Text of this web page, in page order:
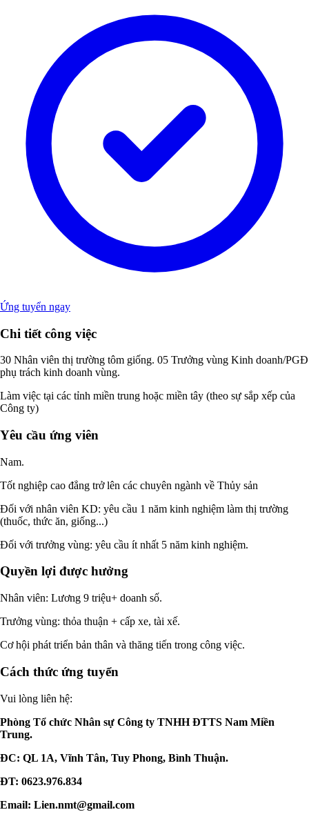
Ứng tuyển ngay
Chi tiết công việc
30 Nhân viên thị trường tôm giống. 05 Trưởng vùng Kinh doanh/PGĐ
phụ trách kinh doanh vùng.
Làm việc tại các tỉnh miền trung hoặc miền tây (theo sự sắp xếp của
Công ty)
Yêu cầu ứng viên
Nam.
Tốt nghiệp cao đẳng trở lên các chuyên ngành về Thủy sản
Đối với nhân viên KD: yêu cầu 1 năm kinh nghiệm làm thị trường
(thuốc, thức ăn, giống...)
Đối với trưởng vùng: yêu cầu ít nhất 5 năm kinh nghiệm.
Quyền lợi được hưởng
Nhân viên: Lương 9 triệu+ doanh số.
Trưởng vùng: thỏa thuận + cấp xe, tài xế.
Cơ hội phát triển bản thân và thăng tiến trong công việc.
Cách thức ứng tuyển
Vui lòng liên hệ:
Phòng Tổ chức Nhân sự Công ty TNHH ĐTTS Nam Miền
Trung.
ĐC: QL 1A, Vĩnh Tân, Tuy Phong, Bình Thuận.
ĐT: 0623.976.834
Email: Lien.nmt@gmail.com